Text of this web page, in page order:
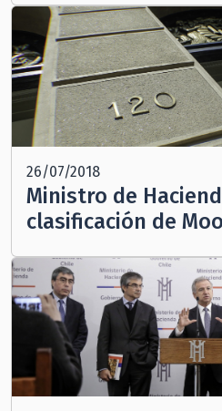
26/07/2018
Ministro de
clasificación de